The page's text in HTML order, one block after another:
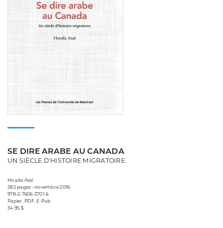
SE DIRE ARABE AU CANADA
UN SIÈCLE D'HISTOIRE MIGRATOIRE
Houda Asal
282 pages • novembre 2016
978-2-7606-3701-6
Papier, PDF, E-Pub
34,95 $